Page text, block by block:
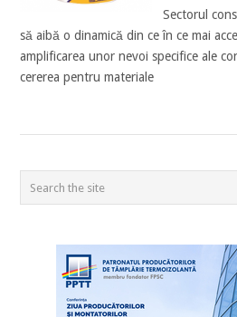
Sectorul
să aibă o dinamică din ce în ce mai
amplificarea unor nevoi specifice ale
cererea pentru materiale
POSTS
NAVIGATION